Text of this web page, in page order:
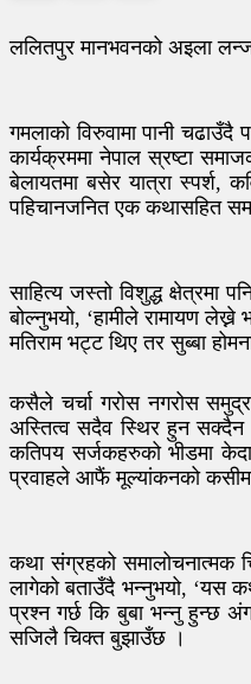
ललितपुर मानभवनको अइला
गमलाको विरुवामा पानी
कार्यक्रममा नेपाल स्रष्टा
बेलायतमा बसेर यात्रा स्पर्श,
पहिचानजनित एक कथासहित
साहित्य जस्तो विशुद्ध
बोल्नुभयो, ‘हामीले रामायण
मतिराम भट्ट थिए तर सुब्बा
कसैले चर्चा गरोस नगरोस
अस्तित्व सदैव स्थिर हुन सक्दैन
कतिपय सर्जकहरुको भीडमा
प्रवाहले आफैं मूल्यांकनको
कथा संग्रहको समालोचनात्मक
लागेको बताउँदै भन्नुभयो, ‘यस
प्रश्न गर्छ कि बुबा भन्नु हुन्छ
सजिलै चिक्त बुझाउँछ ।